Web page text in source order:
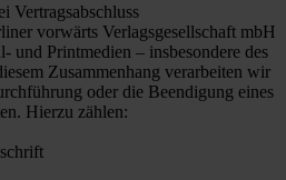
Vertragsabschluss
vorwärts Verlagsgesellschaft mbH
und Printmedien – insbesondere des
Zusammenhang verarbeiten wir
oder die Beendigung eines
Hierzu zählen: